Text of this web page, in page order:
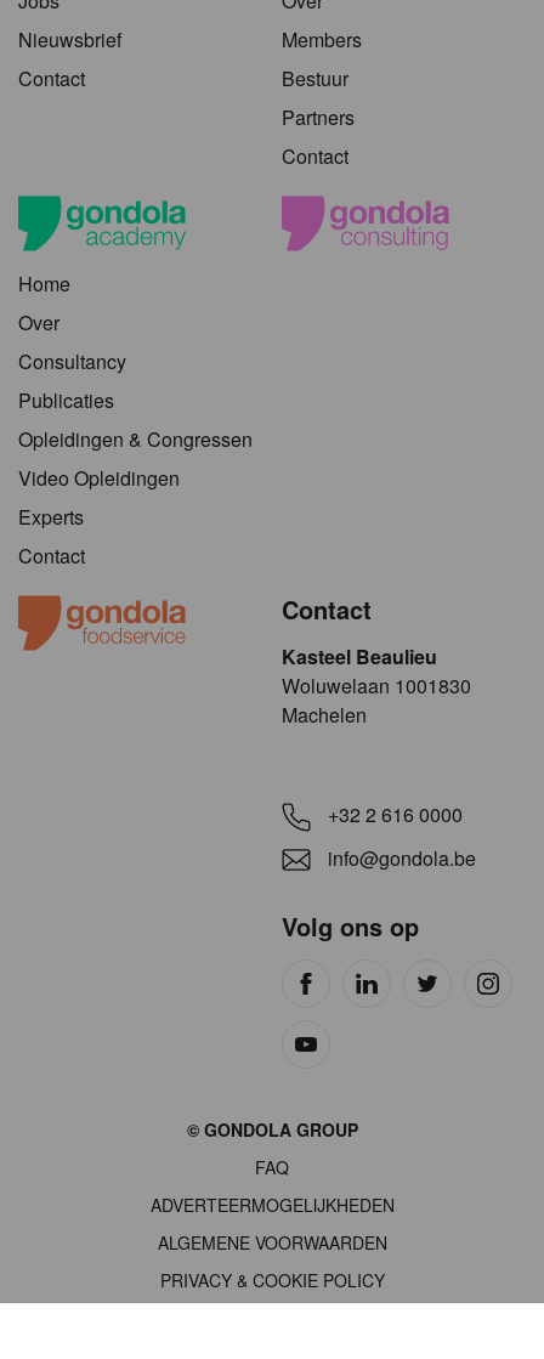
Nieuwsbrief
Contact
Members
Bestuur
Partners
Contact
Home
Over
Consultancy
Publicaties
Opleidingen & Congressen
Video Opleidingen
Experts
Contact
Contact
Kasteel Beaulieu
​​​Woluwelaan 1001830
Machelen
+32 2 616 0000
info@gondola.be
Volg ons op
© GONDOLA GROUP
FAQ
ADVERTEERMOGELIJKHEDEN
ALGEMENE VOORWAARDEN
PRIVACY & COOKIE POLICY